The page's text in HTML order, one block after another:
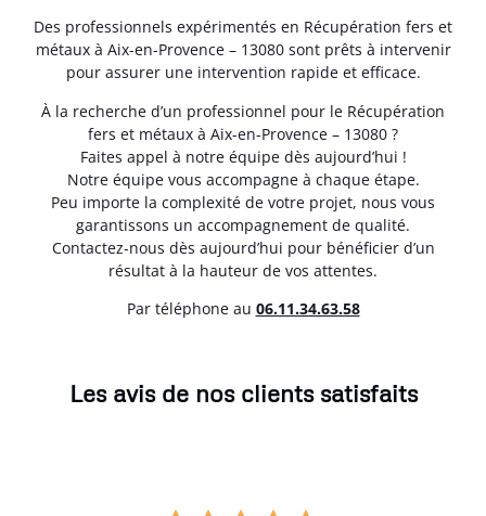
Des professionnels expérimentés en Récupération fers et
métaux à Aix-en-Provence – 13080 sont prêts à intervenir
pour assurer une intervention rapide et efficace.
À la recherche d’un professionnel pour le Récupération
fers et métaux à Aix-en-Provence – 13080 ?
Faites appel à notre équipe dès aujourd’hui !
Notre équipe vous accompagne à chaque étape.
Peu importe la complexité de votre projet, nous vous
garantissons un accompagnement de qualité.
Contactez-nous dès aujourd’hui pour bénéficier d’un
résultat à la hauteur de vos attentes.
Par téléphone au 06.11.34.63.58
Les avis de nos clients satisfaits